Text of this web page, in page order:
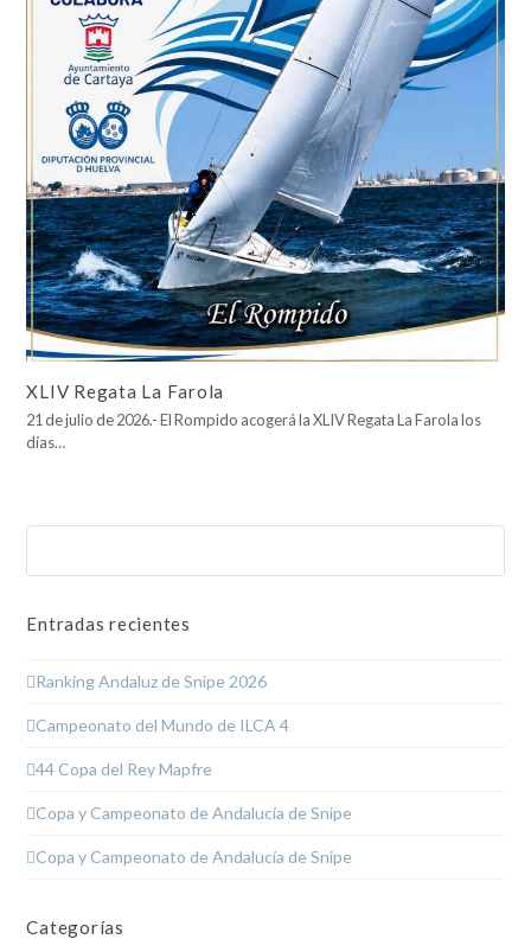
XLIV Regata La Farola
21 de julio de 2026.- El Rompido acogerá la XLIV Regata La Farola los
días…
Entradas recientes
Ranking Andaluz de Snipe 2026
Campeonato del Mundo de ILCA 4
44 Copa del Rey Mapfre
Copa y Campeonato de Andalucía de Snipe
Copa y Campeonato de Andalucía de Snipe
Categorías